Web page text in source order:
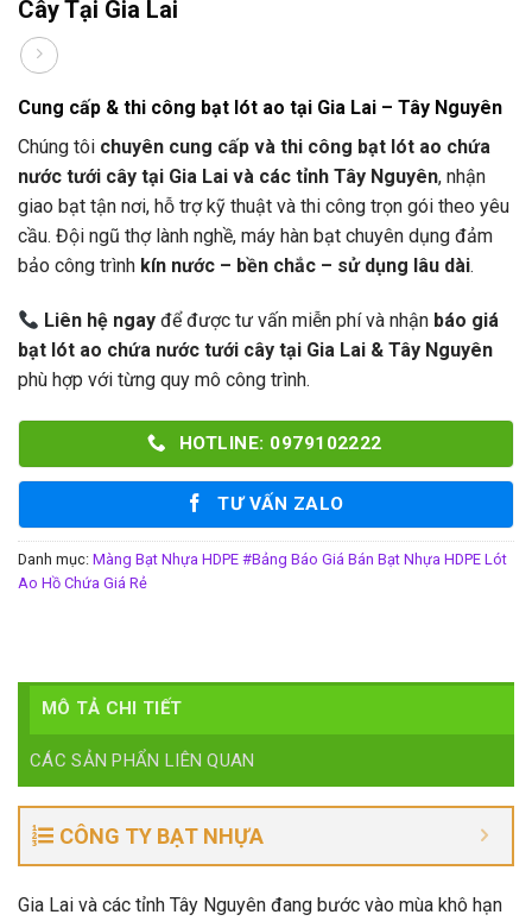
Cây Tại Gia Lai
Cung cấp & thi công bạt lót ao tại Gia Lai – Tây Nguyên
Chúng tôi chuyên cung cấp và thi công bạt lót ao chứa
nước tưới cây tại Gia Lai và các tỉnh Tây Nguyên, nhận
giao bạt tận nơi, hỗ trợ kỹ thuật và thi công trọn gói theo yêu
cầu. Đội ngũ thợ lành nghề, máy hàn bạt chuyên dụng đảm
bảo công trình kín nước – bền chắc – sử dụng lâu dài.
Liên hệ ngay để được tư vấn miễn phí và nhận báo giá
bạt lót ao chứa nước tưới cây tại Gia Lai & Tây Nguyên
phù hợp với từng quy mô công trình.
HOTLINE: 0979102222
TƯ VẤN ZALO
Danh mục: Màng Bạt Nhựa HDPE #Bảng Báo Giá Bán Bạt Nhựa HDPE Lót
Ao Hồ Chứa Giá Rẻ
MÔ TẢ CHI TIẾT
CÁC SẢN PHẨN LIÊN QUAN
CÔNG TY BẠT NHỰA
Gia Lai và các tỉnh Tây Nguyên đang bước vào mùa khô hạn